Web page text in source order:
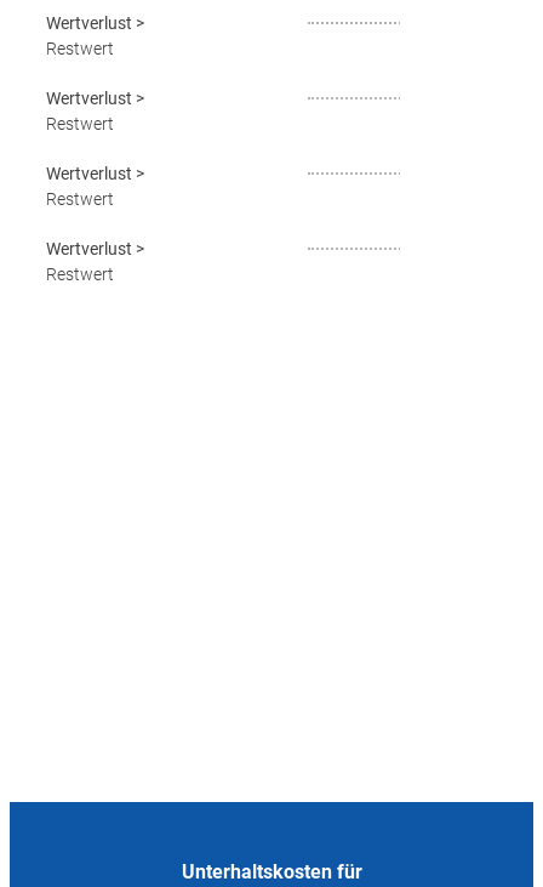
Wertverlust >
Restwert
Wertverlust >
Restwert
Wertverlust >
Restwert
Wertverlust >
Restwert
Unterhaltskosten für